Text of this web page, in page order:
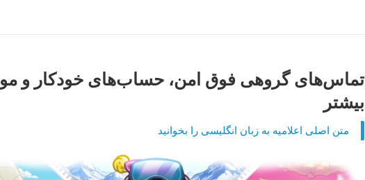
تماس‌های گروهی فوق امن، حساب‌های خودکار و
بیشتر
متن اصلی اعلامیه به زبان انگلیسی را بخوانید